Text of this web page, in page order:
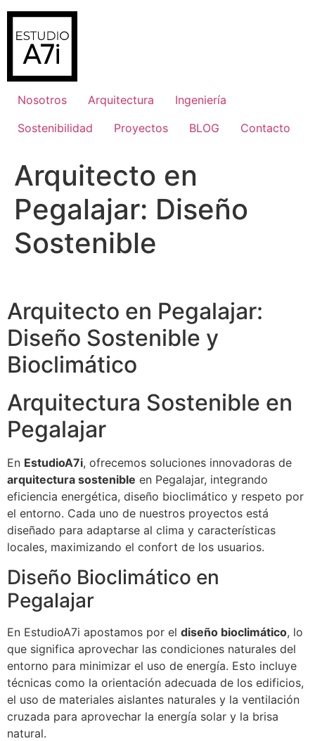
contenido
Nosotros Arquitectura
Ingeniería
Sostenibilidad
Proyectos BLOG Contacto
Arquitecto en
Pegalajar: Diseño
Sostenible
Arquitecto en Pegalajar:
Diseño Sostenible y
Bioclimático
Arquitectura Sostenible en
Pegalajar
En EstudioA7i, ofrecemos soluciones innovadoras de
arquitectura sostenible en Pegalajar, integrando
eficiencia energética, diseño bioclimático y respeto por
el entorno. Cada uno de nuestros proyectos está
diseñado para adaptarse al clima y características
locales, maximizando el confort de los usuarios.
Diseño Bioclimático en
Pegalajar
En EstudioA7i apostamos por el diseño bioclimático, lo
que significa aprovechar las condiciones naturales del
entorno para minimizar el uso de energía. Esto incluye
técnicas como la orientación adecuada de los edificios,
el uso de materiales aislantes naturales y la ventilación
cruzada para aprovechar la energía solar y la brisa
natural.